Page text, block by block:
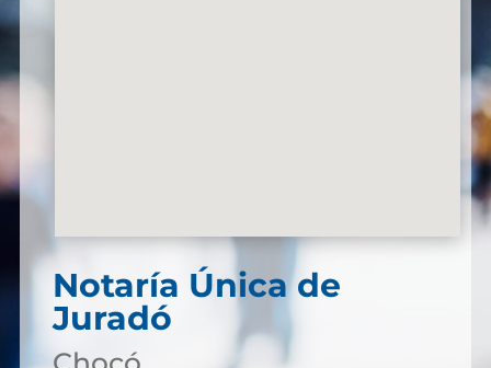
Notaría Única de
Juradó